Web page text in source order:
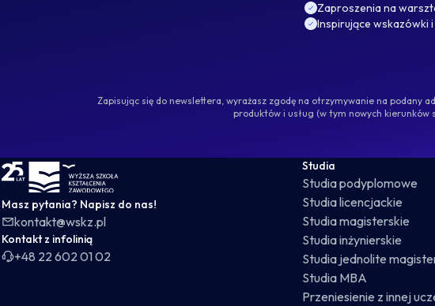
Zaproszenia na
Inspirujące wskazówki
Zapisując się do newslettera, wyrażasz zgodę na otrzymywanie na podany
produktów i usług (w tym nowych
WSKZ - strona główna
Masz pytania? Napisz do nas!
kontakt@wskz.pl
Kontakt z infolinią
+48 22 602 01 02
Studia
Studia podyplomowe
Studia licencjackie
Studia magisterskie
Studia inżynierskie
Studia jednolite
Studia MBA
Przeniesienie z innej